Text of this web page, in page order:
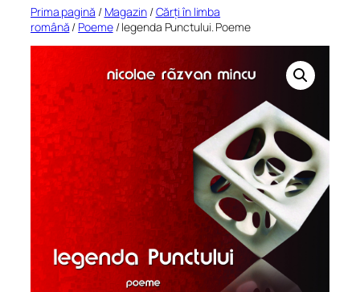
Prima pagină / Magazin/Cărți în limba
română / Poeme/ legenda Punctului. Poeme